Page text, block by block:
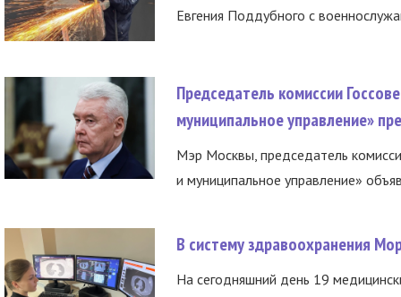
Евгения Поддубного с
Председатель комиссии
муниципальное управление»
Мэр Москвы, председатель
и муниципальное управление»
В систему здравоохранения
На сегодняшний день 19